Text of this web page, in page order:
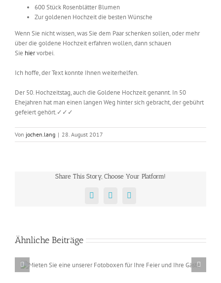
600 Stück Rosenblätter Blumen
Zur goldenen Hochzeit die besten Wünsche
Wenn Sie nicht wissen, was Sie dem Paar schenken sollen, oder mehr
über die goldene Hochzeit erfahren wollen, dann schauen
Sie hiervorbei.
Ich hoffe, der Text konnte Ihnen weiterhelfen.
Der 50. Hochzeitstag, auch die Goldene Hochzeit genannt. In 50
Ehejahren hat man einen langen Weg hinter sich gebracht, der gebührt
gefeiert gehört.✓✓✓
Von jochen.lang | 28. August 2017
Share This Story, Choose Your Platform!
Facebook
X
E-
Ähnliche Beiträge